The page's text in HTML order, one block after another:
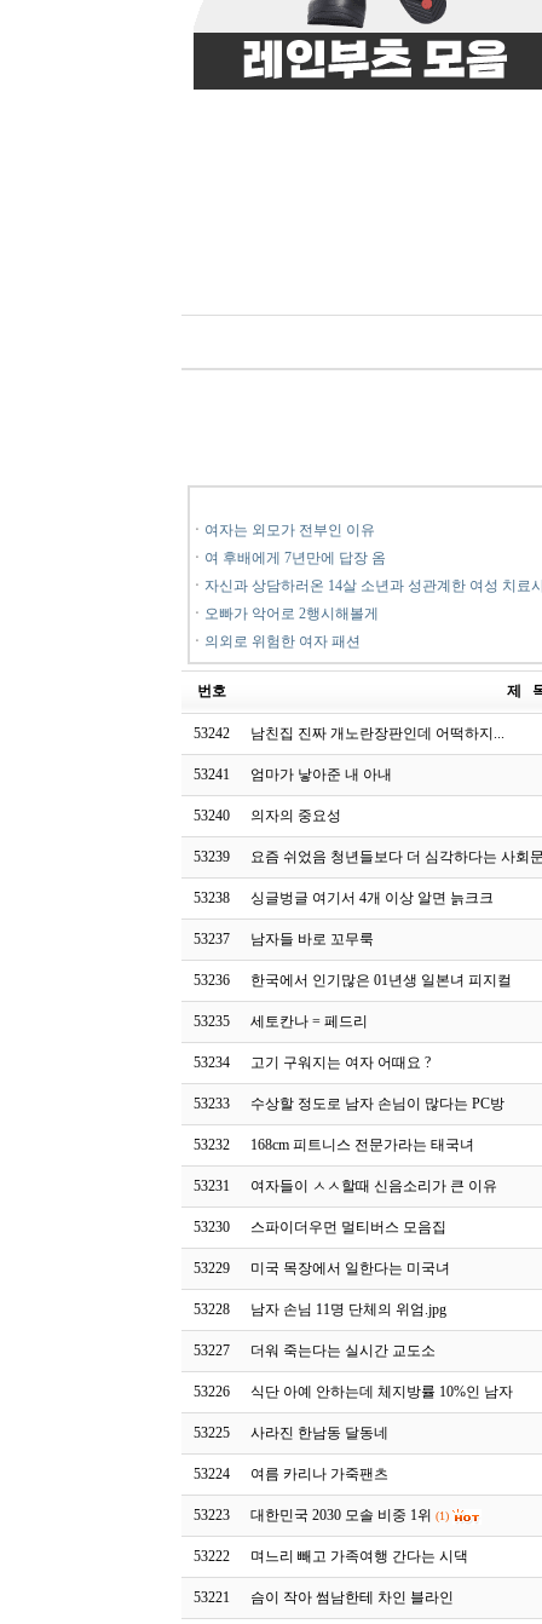
ㆍ 여자는 외모가 전부인 이유
ㆍ 여 후배에게 7년만에 답장 옴
ㆍ 자신과 상담하러온 14살 소년과 성관계한 여성 치료
ㆍ 오빠가 악어로 2행시해볼게
ㆍ 의외로 위험한 여자 패션
번호 제
53242 남친집 진짜 개노란장판인데 어떡하지...
53241 엄마가 낳아준 내 아내
53240 의자의 중요성
53239 요즘 쉬었음 청년들보다 더 심각하다는 사회
53238 싱글벙글 여기서 4개 이상 알면 늙크크
53237 남자들 바로 꼬무룩
53236 한국에서 인기많은 01년생 일본녀 피지컬
53235 세토칸나 = 페드리
53234 고기 구워지는 여자 어때요 ?
53233 수상할 정도로 남자 손님이 많다는 PC방
53232 168cm 피트니스 전문가라는 태국녀
53231 여자들이 ㅅㅅ할때 신음소리가 큰 이유
53230 스파이더우먼 멀티버스 모음집
53229 미국 목장에서 일한다는 미국녀
53228 남자 손님 11명 단체의 위엄.jpg
53227 더워 죽는다는 실시간 교도소
53226 식단 아예 안하는데 체지방률 10%인 남자
53225 사라진 한남동 달동네
53224 여름 카리나 가죽팬츠
53223 대한민국 2030 모솔 비중 1위 (1)
53222 며느리 빼고 가족여행 간다는 시댁
53221 슴이 작아 썸남한테 차인 블라인